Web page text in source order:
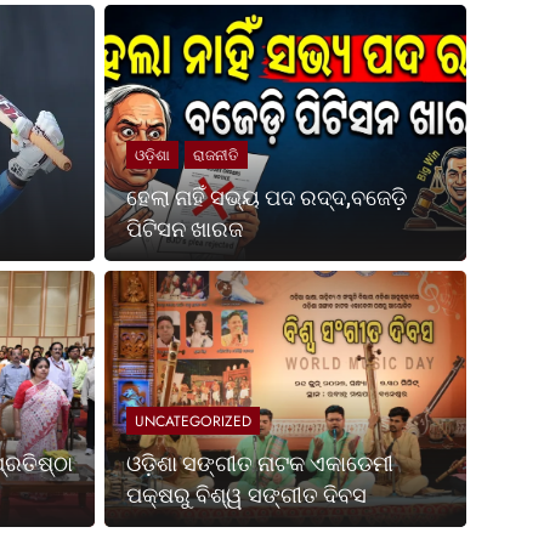
ପ୍ରତିଷ୍ଠା
ହେଉଛି ଭାରତର ସର୍ବଶ୍ରେଷ୍ଠ ଶକ୍ତି ଏବଂ ସ୍ଥିରତା ଓ
ଓଡ଼ିଶା ରାଜନୀତି
ହେଲା ନାହିଁ ସଭ୍ୟ ପଦ ରଦ୍ଦ,ବଜେଡ଼ି
ପିଟିସନ ଖାରଜ
UNCATEGORIZED
ଓଡ଼ିଶା ସଙ୍ଗୀତ ନାଟକ ଏକାଡେମୀ
ପକ୍ଷରୁ ବିଶ୍ୱ ସଙ୍ଗୀତ ଦିବସ